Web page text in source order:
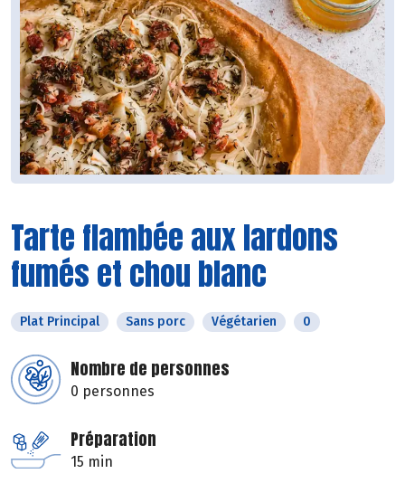
Tarte flambée aux lardons
fumés et chou blanc
Plat Principal Sans porc Végétarien 0
Nombre de personnes
0 personnes
Préparation
15 min